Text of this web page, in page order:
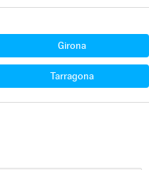
Girona
Tarragona